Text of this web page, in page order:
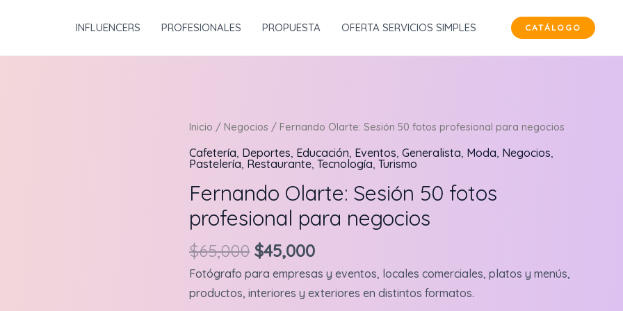
INFLUENCERS PROFESIONALES PROPUESTA OFERTA SERVICIOS SIMPLES CATÁLOGO
Inicio / Negocios / Fernando Olarte: Sesión 50 fotos profesional para negocios
Cafetería, Deportes, Educación, Eventos, Generalista, Moda, Negocios,
Pastelería, Restaurante, Tecnología, Turismo
Fernando Olarte: Sesión 50 fotos
profesional para negocios
$65,000 Original
price
was:
$45,000Current
price
is:
Fotógrafo para empresas y eventos, locales comerciales, platos y menús,
productos, interiores y exteriores en distintos formatos.